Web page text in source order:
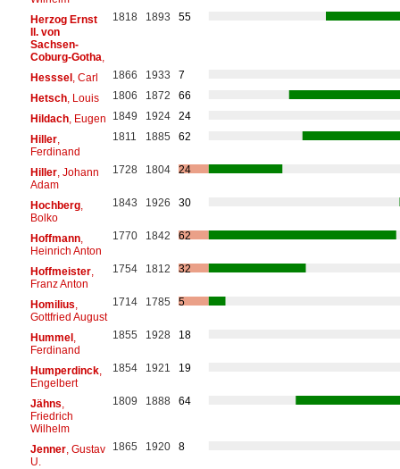
Herzog Ernst
II. von
Sachsen-
Coburg-Gotha
1818 1893 55
Hesssel, Carl 1866 1933
7
Hetsch, Louis 1806 1872
66
Hildach, Eugen 1849 1924
24
Hiller,
Ferdinand
1811 1885 62
Hiller, Johann
Adam
1728 1804 24
Hochberg,
Bolko
1843 1926 30
Hoffmann,
Heinrich Anton
1770 1842 62
Hoffmeister,
Franz Anton
1754 1812 32
Homilius
Gottfried August
1714 1785 5
Hummel,
Ferdinand
1855 1928 18
Humperdinck,
Engelbert
1854 1921 19
Jähns
Friedrich
Wilhelm
1809 1888 64
Jenner, Gustav
U.
1865 1920 8